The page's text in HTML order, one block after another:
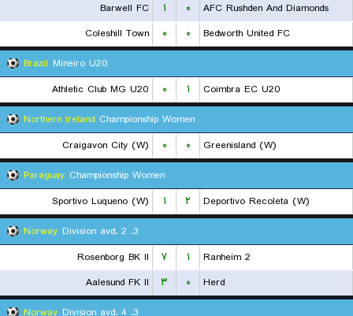
Barwell FC
۱ ۰
AFC Rushden And Diamonds
Coleshill Town
۰ ۰
Bedworth United FC
Brazil Mineiro U20
Athletic Club MG U20
۰ ۱
Coimbra EC U20
Northern Ireland Championship Women
Craigavon City (W)
۰ ۰
Greenisland (W)
Paraguay Championship Women
Sportivo Luqueno (W)
۱ ۲
Deportivo Recoleta (W)
Norway
3. Division avd. 2
Rosenborg BK II
۷ ۱
Ranheim 2
Aalesund FK II
۳ ۰
Herd
Norway
3. Division avd. 4